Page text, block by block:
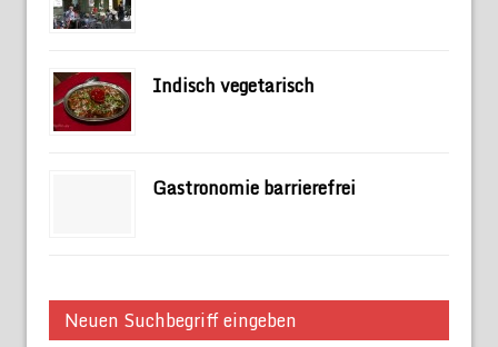
Indisch vegetarisch
Gastronomie barrierefrei
Neuen Suchbegriff eingeben